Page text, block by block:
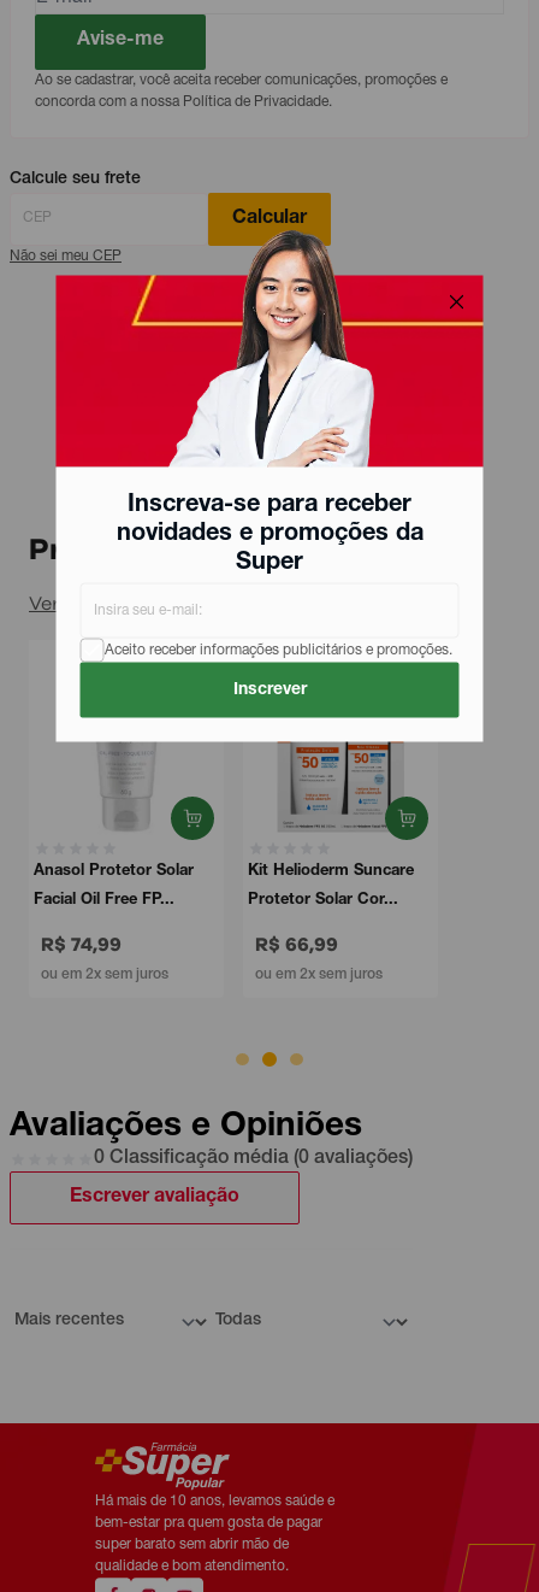
Inscreva-se para receber
novidades e promoções da
Super
Aceito receber informações publicitários e promoções.
Inscrever
Avise-me
Ao se cadastrar, você aceita receber comunicações, promoções e
concorda com a nossa Política de Privacidade.
Calcule seu frete
Calcular
Não sei meu CEP
Produtos relacionados
Ver todos
Anasol Protetor Solar
Facial Oil Free FP...
R$ 74,99
ou em 2x sem juros
Kit Helioderm Suncare
Protetor Solar Cor...
R$ 66,99
ou em 2x sem juros
Avaliações e Opiniões
0 Classificação média (0 avaliações)
Escrever avaliação
Há mais de 10 anos, levamos saúde e
bem-estar pra quem gosta de pagar
super barato sem abrir mão de
qualidade e bom atendimento.